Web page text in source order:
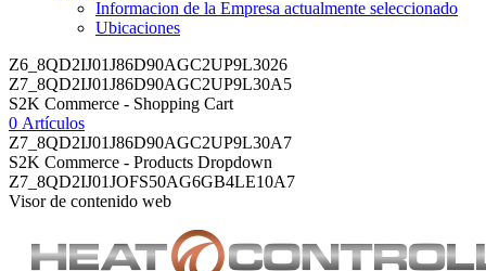
Informacion de la Empresa actualmente seleccionado
Ubicaciones
Z6_8QD2IJ01J86D90AGC2UP9L3026
Z7_8QD2IJ01J86D90AGC2UP9L30A5
S2K Commerce - Shopping Cart
0 Artículos
Z7_8QD2IJ01J86D90AGC2UP9L30A7
S2K Commerce - Products Dropdown
Z7_8QD2IJ01JOFS50AG6GB4LE10A7
Visor de contenido web